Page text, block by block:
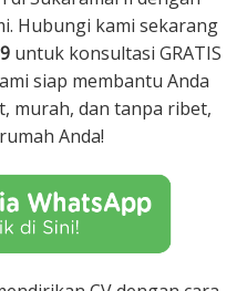
Hubungi kami sekarang
untuk konsultasi GRATIS
siap membantu Anda
murah, dan tanpa ribet,
Anda!